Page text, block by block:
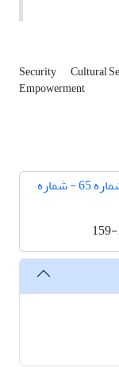
Security Cultural
Empowerment
دوره 17، شماره 65 - شماره